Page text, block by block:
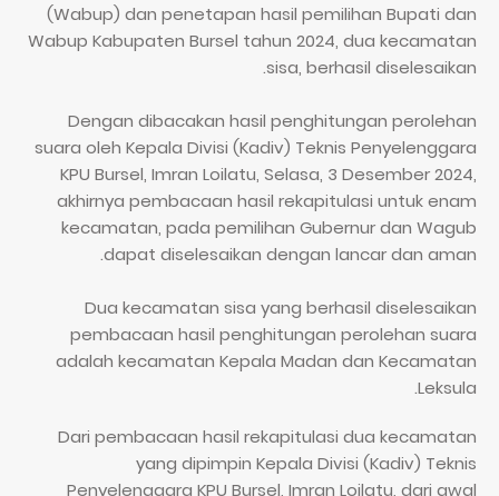
(Wabup) dan penetapan hasil pemilihan Bupati dan
Wabup Kabupaten Bursel tahun 2024, dua kecamatan
sisa, berhasil diselesaikan.
Dengan dibacakan hasil penghitungan perolehan
suara oleh Kepala Divisi (Kadiv) Teknis Penyelenggara
KPU Bursel, Imran Loilatu, Selasa, 3 Desember 2024,
akhirnya pembacaan hasil rekapitulasi untuk enam
kecamatan, pada pemilihan Gubernur dan Wagub
dapat diselesaikan dengan lancar dan aman.
Dua kecamatan sisa yang berhasil diselesaikan
pembacaan hasil penghitungan perolehan suara
adalah kecamatan Kepala Madan dan Kecamatan
Leksula.
Dari pembacaan hasil rekapitulasi dua kecamatan
yang dipimpin Kepala Divisi (Kadiv) Teknis
Penyelenggara KPU Bursel, Imran Loilatu, dari awal